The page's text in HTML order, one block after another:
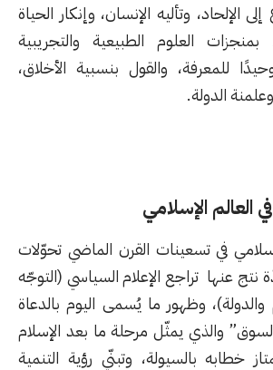
الإلحاد، وتأليه الإنسان، وإنكار الحياة
بمنجزات العلوم الطبيعية والتجريبية
للمعرفة، والقول بنسبية الأخلاق،
الدولة.
العالم الإسلامي
في تسعينات القرن الماضي تحوّلات
عنها تراجع الإعلام السياسي (التوجّه
وظهور ما يُسمى اليوم بالدعاة
والذي يمثّل مرحلة ما بعد الإسلام
خطابه بالسيولة، وتبنّي رؤية التنمية